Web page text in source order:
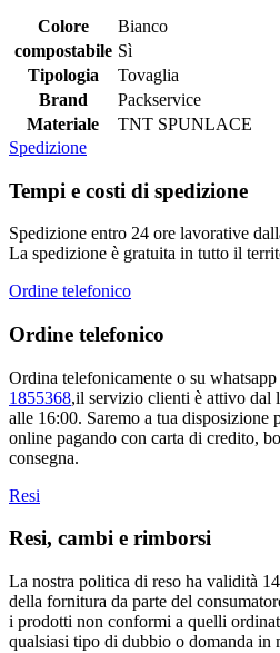
Colore
Bianco
compostabile Sì
Tipologia
Tovaglia
Brand
Packservice
Materiale
TNT SPUNLACE
Spedizione
Tempi e costi di spedizione
Spedizione entro 24 ore lavorative
La spedizione è gratuita in tutto il
Ordine telefonico
Ordine telefonico
Ordina telefonicamente o su
1855368,il servizio clienti è attivo dal
alle 16:00. Saremo a tua disposizione
online pagando con carta di credito,
consegna.
Resi
Resi, cambi e rimborsi
La nostra politica di reso ha validità
della fornitura da parte del
i prodotti non conformi a quelli
qualsiasi tipo di dubbio o domanda in